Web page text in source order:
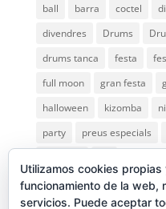
ball
barra coctel
divendres
Drums
drums tanca
festa
full moon
gran festa
halloween
kizomba
party
preus especials
Utilizamos cookies
funcionamiento de la web,
servicios. Puede aceptar